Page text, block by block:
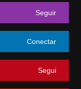
Seguir
Conectar
Segui